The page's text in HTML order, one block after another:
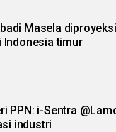
Masela
Indonesia timur
PPN: i-Sentra
industri